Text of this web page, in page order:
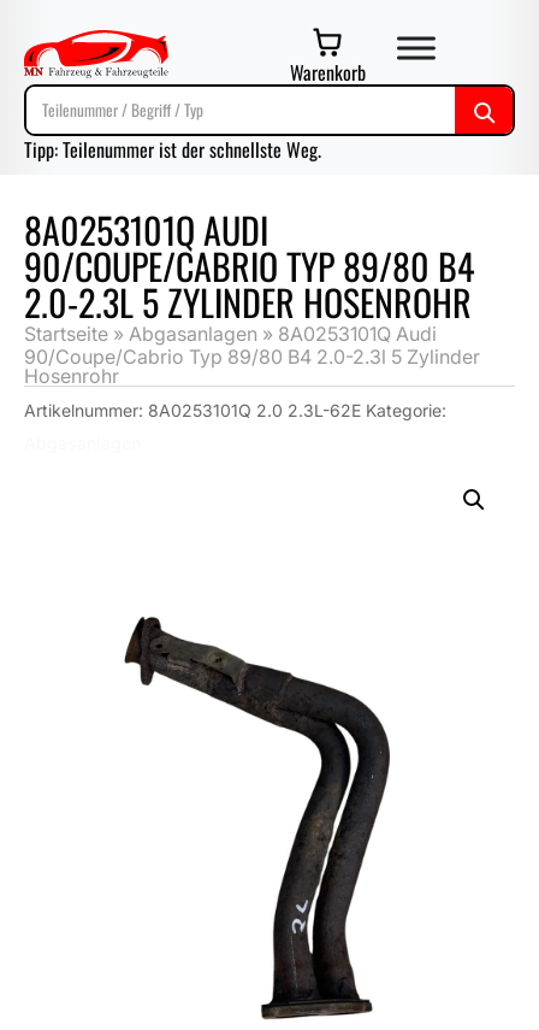
Warenkorb
Tipp: Teilenummer ist der schnellste Weg.
8A0253101Q AUDI
90/COUPE/CABRIO TYP 89/80 B4
2.0-2.3L 5 ZYLINDER HOSENROHR
Startseite » Abgasanlagen » 8A0253101Q Audi
90/Coupe/Cabrio Typ 89/80 B4 2.0-2.3l 5 Zylinder
Hosenrohr
Artikelnummer: 8A0253101Q 2.0 2.3L-62E Kategorie: